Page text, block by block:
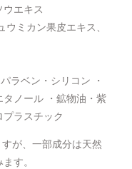
ウエキス
ミカン果皮エキス、
ラベン・シリコン ・
ノール ・鉱物油・紫
ラスチック
が、一部成分は天然
す。